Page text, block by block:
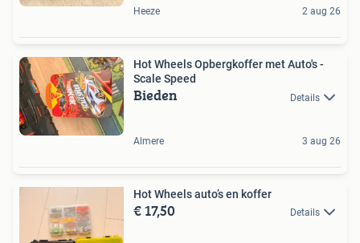
Heeze 2 aug 26
Hot Wheels Opbergkoffer met Auto's -
Scale Speed
Bieden Details
Almere 3 aug 26
Hot Wheels auto’s en koffer
€ 17,50 Details